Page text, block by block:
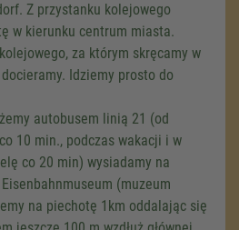
Z przystanku kolejowego
w kierunku centrum miasta.
za którym skręcamy w
Idziemy prosto do
autobusem linią 21 (od
10 min., podczas wakacji i w
co 20 min) wysiadamy na
(muzeum
na piechotę 1km oddalając się